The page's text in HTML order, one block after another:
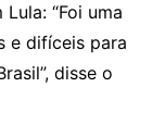
“Foi uma
e difíceis para
disse o